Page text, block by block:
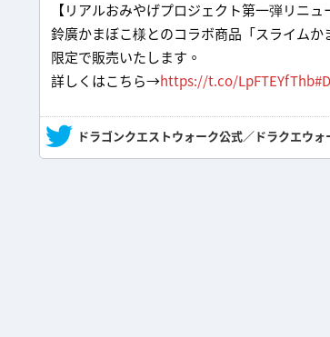
【リアルおみやげプロジェクト第一弾リニュ
鈴廣かまぼこ様とのコラボ商品「スライム
限定で販売いたします。
詳しくはこちら→https://t.co/LpFTEYfThb
— ドラゴンクエストウォーク公式／ドラクエウ